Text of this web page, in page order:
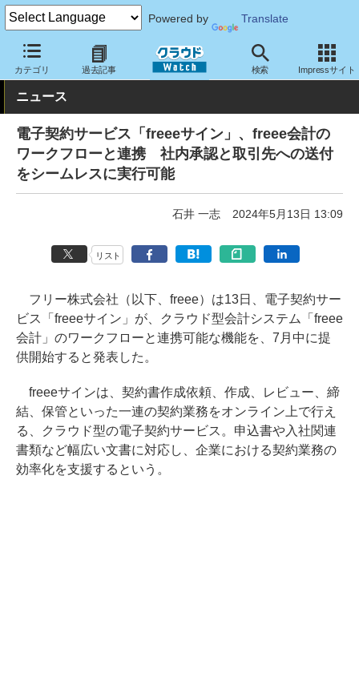
Powered by Translate
カテゴリ 過去記事 検索 Impressサイト
クラウド Watch サービス・ソフト サービス 業務関連
ニュース
電子契約サービス「freeeサイン」、freee会計の
ワークフローと連携 社内承認と取引先への送付
をシームレスに実行可能
石井 一志 2024年5月13日 13:09
リスト
フリー株式会社（以下、freee）は13日、電子契約サー
ビス「freeeサイン」が、クラウド型会計システム「freee
会計」のワークフローと連携可能な機能を、7月中に提
供開始すると発表した。
freeeサインは、契約書作成依頼、作成、レビュー、締
結、保管といった一連の契約業務をオンライン上で行え
る、クラウド型の電子契約サービス。申込書や入社関連
書類など幅広い文書に対応し、企業における契約業務の
効率化を支援するという。